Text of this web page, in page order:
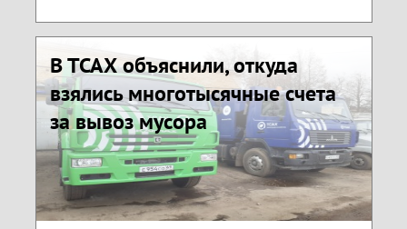
В ТСАХ объяснили, откуда
взялись многотысячные счета
за вывоз мусора